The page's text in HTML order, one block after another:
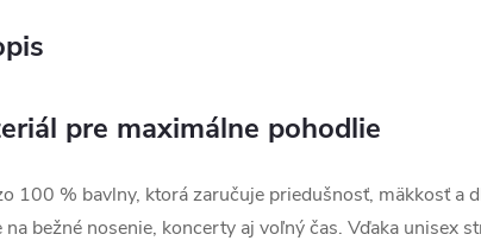
pre maximálne pohodlie
100 % bavlny, ktorá zaručuje priedušnosť, mäkkosť a
na bežné nosenie, koncerty aj voľný čas. Vďaka unisex